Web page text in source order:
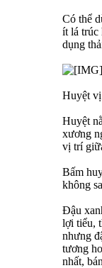
Có thể
ít lá trúc
dụng
Huyệt
Huyệt
xương
vị trí
Bấm
không
Đậu
lợi tiểu,
nhưng
tương
nhất,